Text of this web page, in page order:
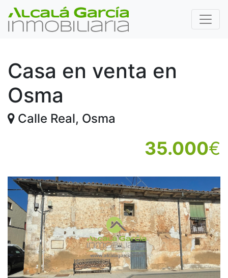
Casa en venta en
Osma
Calle Real, Osma
35.000€